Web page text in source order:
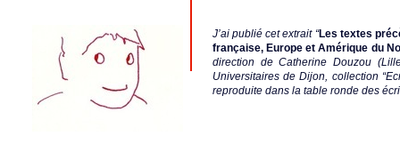
J’ai publié cet extrait “Les textes
française, Europe et Amérique du
direction de Catherine Douzou
Universitaires de Dijon, collection
reproduite dans la table ronde des